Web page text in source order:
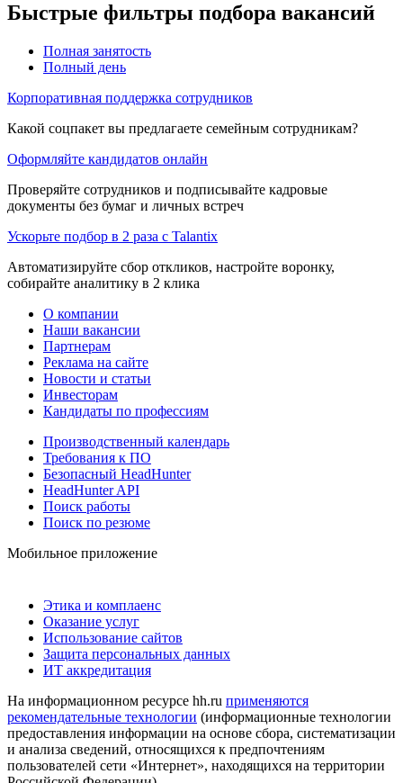
Быстрые фильтры подбора вакансий
Полная занятость
Полный день
Корпоративная поддержка сотрудников
Какой соцпакет вы предлагаете семейным сотрудникам?
Оформляйте кандидатов онлайн
Проверяйте сотрудников и подписывайте кадровые
документы без бумаг и личных встреч
Ускорьте подбор в 2 раза с Talantix
Автоматизируйте сбор откликов, настройте воронку,
собирайте аналитику в 2 клика
О компании
Наши вакансии
Партнерам
Реклама на сайте
Новости и статьи
Инвесторам
Кандидаты по профессиям
Производственный календарь
Требования к ПО
Безопасный HeadHunter
HeadHunter API
Поиск работы
Поиск по резюме
Мобильное приложение
Этика и комплаенс
Оказание услуг
Использование сайтов
Защита персональных данных
ИТ аккредитация
На информационном ресурсе hh.ru применяются
рекомендательные технологии (информационные технологии
предоставления информации на основе сбора, систематизации
и анализа сведений, относящихся к предпочтениям
пользователей сети «Интернет», находящихся на территории